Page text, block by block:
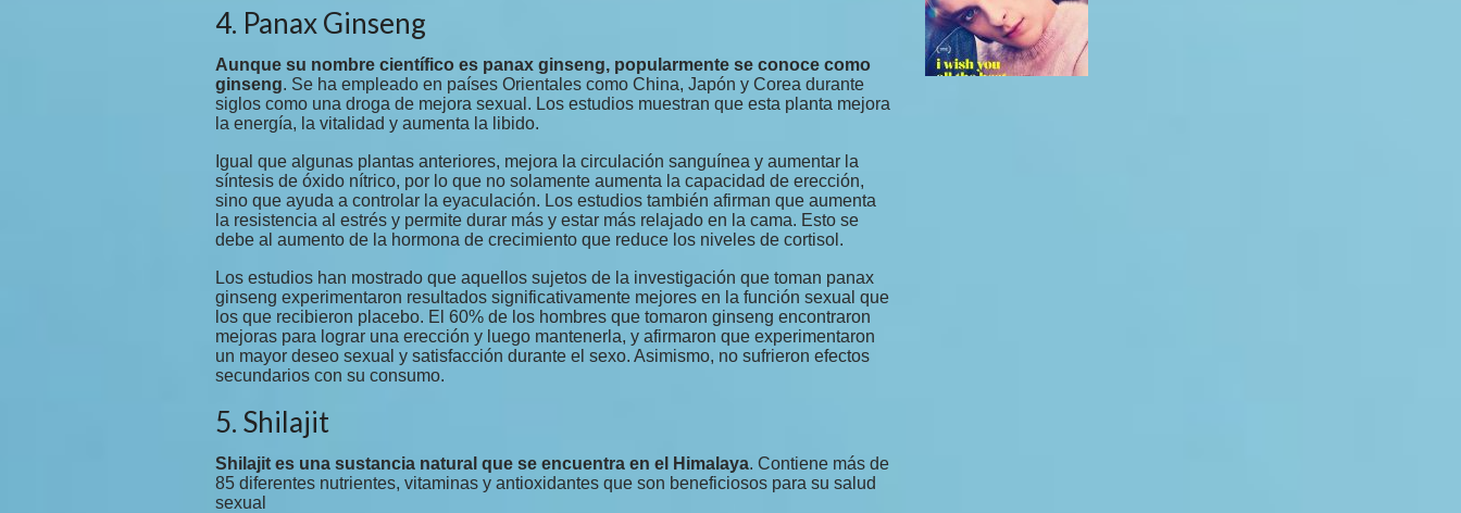
4. Panax Ginseng
Aunque su nombre científico es panax ginseng, popularmente se conoce como
ginseng. Se ha empleado en países Orientales como China, Japón y Corea durante
siglos como una droga de mejora sexual. Los estudios muestran que esta planta mejora
la energía, la vitalidad y aumenta la libido.
Igual que algunas plantas anteriores, mejora la circulación sanguínea y aumentar la
síntesis de óxido nítrico, por lo que no solamente aumenta la capacidad de erección,
sino que ayuda a controlar la eyaculación. Los estudios también afirman que aumenta
la resistencia al estrés y permite durar más y estar más relajado en la cama. Esto se
debe al aumento de la hormona de crecimiento que reduce los niveles de cortisol.
Los estudios han mostrado que aquellos sujetos de la investigación que toman panax
ginseng experimentaron resultados significativamente mejores en la función sexual que
los que recibieron placebo. El 60% de los hombres que tomaron ginseng encontraron
mejoras para lograr una erección y luego mantenerla, y afirmaron que experimentaron
un mayor deseo sexual y satisfacción durante el sexo. Asimismo, no sufrieron efectos
secundarios con su consumo.
5. Shilajit
Shilajit es una sustancia natural que se encuentra en el Himalaya. Contiene más de
85 diferentes nutrientes, vitaminas y antioxidantes que son beneficiosos para su salud
sexual